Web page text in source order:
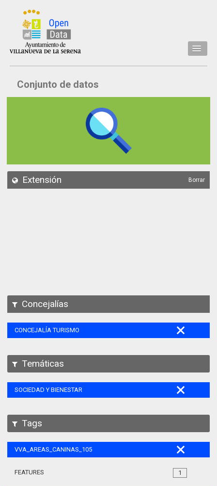
Inicio
Datos
API
Conjunto de datos
Extensión Borrar
Concejalías
CONCEJALÍA TURISMO
Temáticas
SOCIEDAD Y BIENESTAR
Tags
VVA_AREAS_CANINAS_105
1
FEATURES